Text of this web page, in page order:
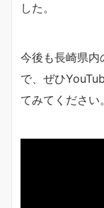
した。
今後も長崎県内
で、ぜひ
てみてください。